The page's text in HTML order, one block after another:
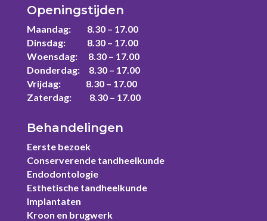
Openingstijden
Maandag: 8.30 – 17.00
Dinsdag: 8.30 – 17.00
Woensdag: 8.30 – 17.00
Donderdag: 8.30 – 17.00
Vrijdag: 8.30 – 17.00
Zaterdag: 8.30 – 17.00
Behandelingen
Eerste bezoek
Conserverende tandheelkunde
Endodontologie
Esthetische tandheelkunde
Implantaten
Kroon en brugwerk